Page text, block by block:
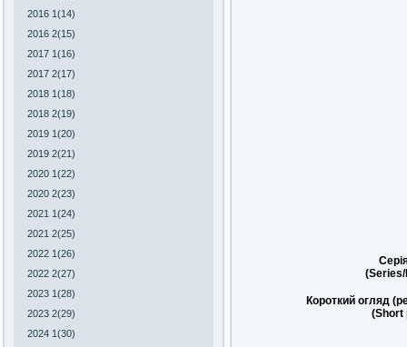
2016 1(14)
2016 2(15)
2017 1(16)
2017 2(17)
2018 1(18)
2018 2(19)
2019 1(20)
2019 2(21)
2020 1(22)
2020 2(23)
2021 1(24)
2021 2(25)
2022 1(26)
2022 2(27)
2023 1(28)
2023 2(29)
2024 1(30)
Короткий огляд
(Short